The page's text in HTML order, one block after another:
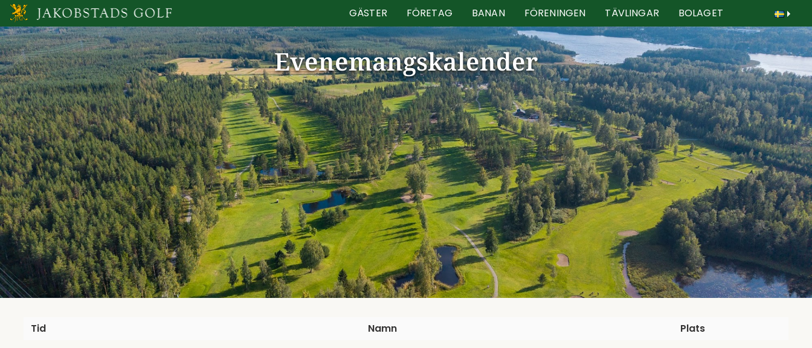
GÄSTER FÖRETAG BANAN FÖRENINGEN TÄVLINGAR BOLAGET
Evenemangskalender
Tid Namn
Plats